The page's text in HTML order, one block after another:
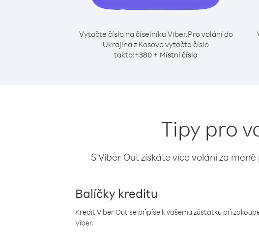
Vytočte číslo na číselníku Viber.Pro volání do
Ukrajina z Kosovo vytočte číslo
takto:+380 + Místní číslo
Tipy pro
S Viber Out získáte více volání za
Balíčky kreditu
Kredit Viber Out se připíše k vašemu zůstatku při
Viber.